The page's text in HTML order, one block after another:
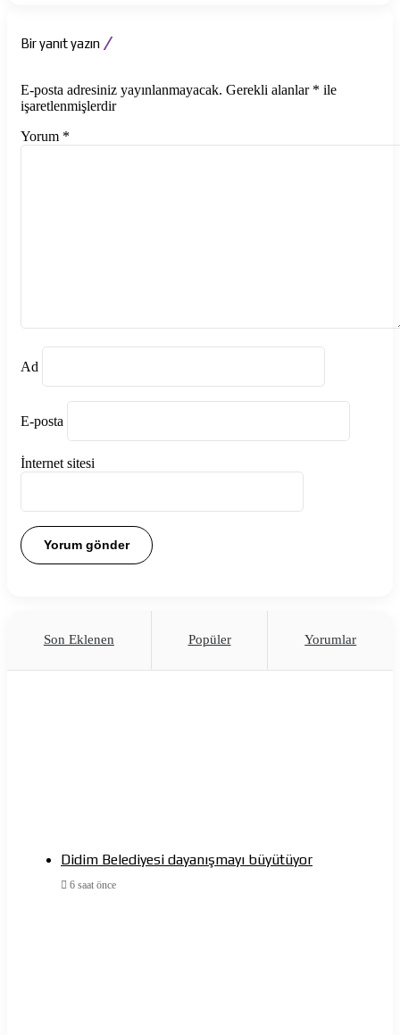
Bir yanıt yazın
E-posta adresiniz yayınlanmayacak. Gerekli alanlar * ile
işaretlenmişlerdir
Yorum *
Ad
E-posta
İnternet sitesi
Son Eklenen Popüler Yorumlar
Didim Belediyesi dayanışmayı büyütüyor
6 saat önce